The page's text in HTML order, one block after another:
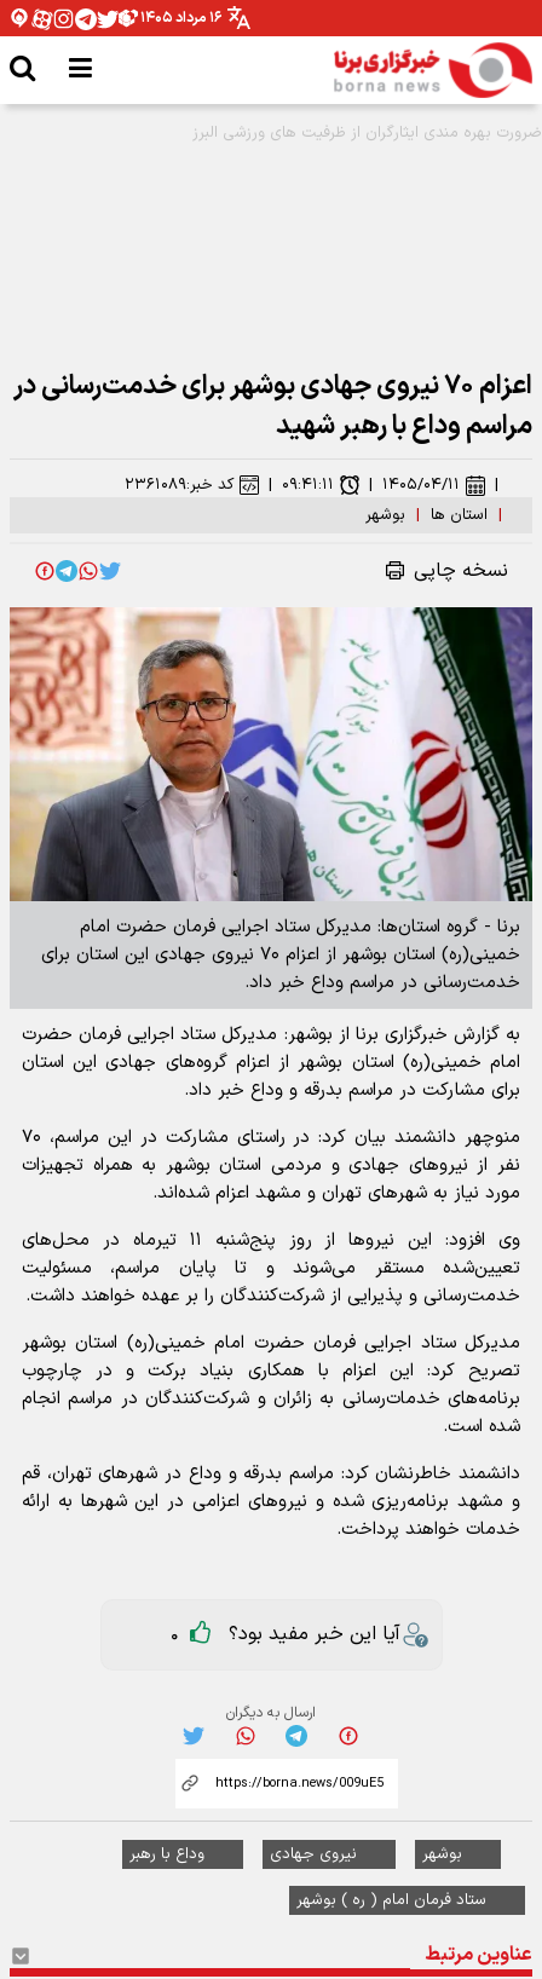
۱۶ مرداد ۱۴۰۵
مدیرکل ورزش و جوانان همدان: نیازمند تخصیص بودجه برای اتمام پروژه ها هستیم
اعزام ۷۰ نیروی جهادی بوشهر برای خدمت‌رسانی در
مراسم وداع با رهبر شهید
| استان ها | بوشهر
| ۱۴۰۵/۰۴/۱۱ | ۰۹:۴۱:۱۱ | کد خبر:۲۳۶۱۰۸۹
نسخه چاپی
برنا - گروه استان‌ها: مدیرکل ستاد اجرایی فرمان حضرت امام
خمینی(ره) استان بوشهر از اعزام ۷۰ نیروی جهادی این استان برای
خدمت‌رسانی در مراسم وداع خبر داد.
به گزارش خبرگزاری برنا از بوشهر: مدیرکل ستاد اجرایی فرمان حضرت
امام خمینی(ره) استان بوشهر از اعزام گروه‌های جهادی این استان
برای مشارکت در مراسم بدرقه و وداع خبر داد.
منوچهر دانشمند بیان کرد: در راستای مشارکت در این مراسم، ۷۰
نفر از نیروهای جهادی و مردمی استان بوشهر به همراه تجهیزات
مورد نیاز به شهرهای تهران و مشهد اعزام شده‌اند.
وی افزود: این نیروها از روز پنج‌شنبه ۱۱ تیرماه در محل‌های
تعیین‌شده مستقر می‌شوند و تا پایان مراسم، مسئولیت
خدمت‌رسانی و پذیرایی از شرکت‌کنندگان را بر عهده خواهند داشت.
مدیرکل ستاد اجرایی فرمان حضرت امام خمینی(ره) استان بوشهر
تصریح کرد: این اعزام با همکاری بنیاد برکت و در چارچوب
برنامه‌های خدمات‌رسانی به زائران و شرکت‌کنندگان در مراسم انجام
شده است.
دانشمند خاطرنشان کرد: مراسم بدرقه و وداع در شهرهای تهران، قم
و مشهد برنامه‌ریزی شده و نیروهای اعزامی در این شهرها به ارائه
خدمات خواهند پرداخت.
آیا این خبر مفید بود؟ 0
ارسال به دیگران
بوشهر نیروی جهادی
وداع با رهبر
ستاد فرمان امام ( ره ) بوشهر
عناوین مرتبط